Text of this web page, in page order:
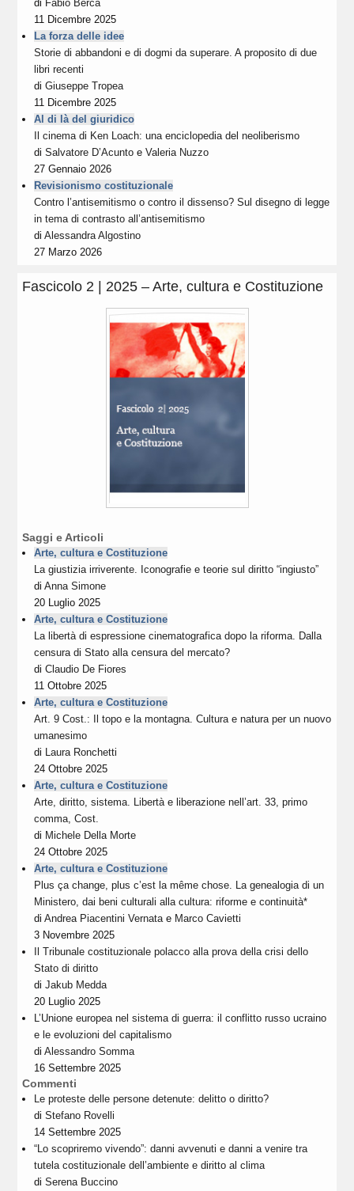
di Fabio Berca
11 Dicembre 2025
La forza delle idee
Storie di abbandoni e di dogmi da superare. A proposito di due
libri recenti
diGiuseppe Tropea
11 Dicembre 2025
Al di là del giuridico
Il cinema di Ken Loach: una enciclopedia del neoliberismo
diSalvatore D’Acunto eValeria Nuzzo
27 Gennaio 2026
Revisionismo costituzionale
Contro l’antisemitismo o contro il dissenso? Sul disegno di legge
in tema di contrasto all’antisemitismo
diAlessandra Algostino
27 Marzo 2026
Fascicolo 2 | 2025 – Arte, cultura e Costituzione
Saggi e Articoli
Arte, cultura e Costituzione
La giustizia irriverente. Iconografie e teorie sul diritto “ingiusto”
diAnna Simone
20 Luglio 2025
Arte, cultura e Costituzione
La libertà di espressione cinematografica dopo la riforma. Dalla
censura di Stato alla censura del mercato?
diClaudio De Fiores
11 Ottobre 2025
Arte, cultura e Costituzione
Art. 9 Cost.: Il topo e la montagna. Cultura e natura per un nuovo
umanesimo
di Laura Ronchetti
24 Ottobre 2025
Arte, cultura e Costituzione
Arte, diritto, sistema. Libertà e liberazione nell’art. 33, primo
comma, Cost.
di Michele Della Morte
24 Ottobre 2025
Arte, cultura e Costituzione
Plus ça change, plus c’est la même chose. La genealogia di un
Ministero, dai beni culturali alla cultura: riforme e continuità*
diAndrea Piacentini Vernatae Marco Cavietti
3 Novembre 2025
Il Tribunale costituzionale polacco alla prova della crisi dello
Stato di diritto
diJakub Medda
20 Luglio 2025
L’Unione europea nel sistema di guerra: il conflitto russo ucraino
e le evoluzioni del capitalismo
diAlessandro Somma
16 Settembre 2025
Commenti
Le proteste delle persone detenute: delitto o diritto?
diStefano Rovelli
14 Settembre 2025
“Lo scopriremo vivendo”: danni avvenuti e danni a venire tra
tutela costituzionale dell’ambiente e diritto al clima
diSerena Buccino